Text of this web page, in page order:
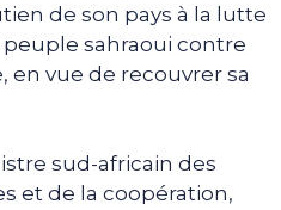
de son pays à la lutte
sahraoui contre
en vue de recouvrer sa
sud-africain des
et de la coopération,